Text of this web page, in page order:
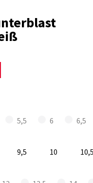
5,5 6 6,5
9,5 10 10,5